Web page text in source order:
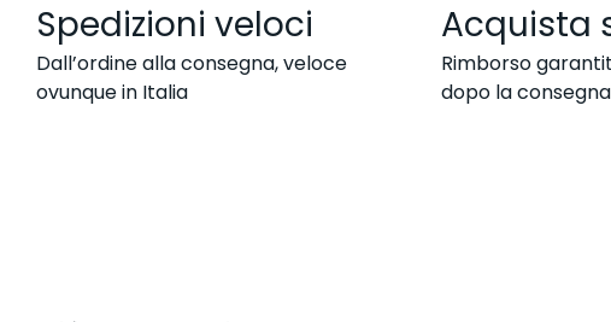
Spedizioni veloci
Dall’ordine alla consegna, veloce
ovunque in Italia
Acquista
Rimborso
dopo la consegna